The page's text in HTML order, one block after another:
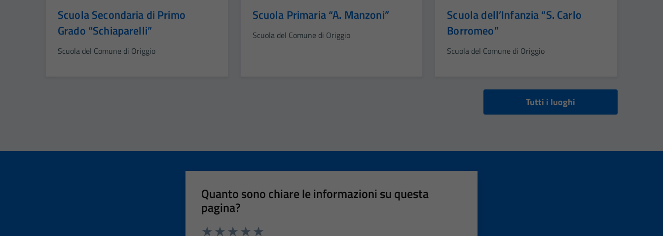
Scuola Secondaria di Primo
Grado “Schiaparelli”
Scuola del Comune di Origgio
Scuola Primaria “A. Manzoni”
Scuola del Comune di Origgio
Scuola dell’Infanzia “S. Carlo
Borromeo”
Scuola del Comune di Origgio
Tutti i luoghi
Quanto sono chiare le informazioni su questa
pagina?